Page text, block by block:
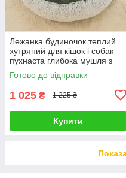
Лежанка будиночок теплий
хутряний для кішок і собак
пухнаста глибока мушля з
капюшоном 50 см, Сірий
Готово до відправки
1 025 ₴ 1 225 ₴
Купити